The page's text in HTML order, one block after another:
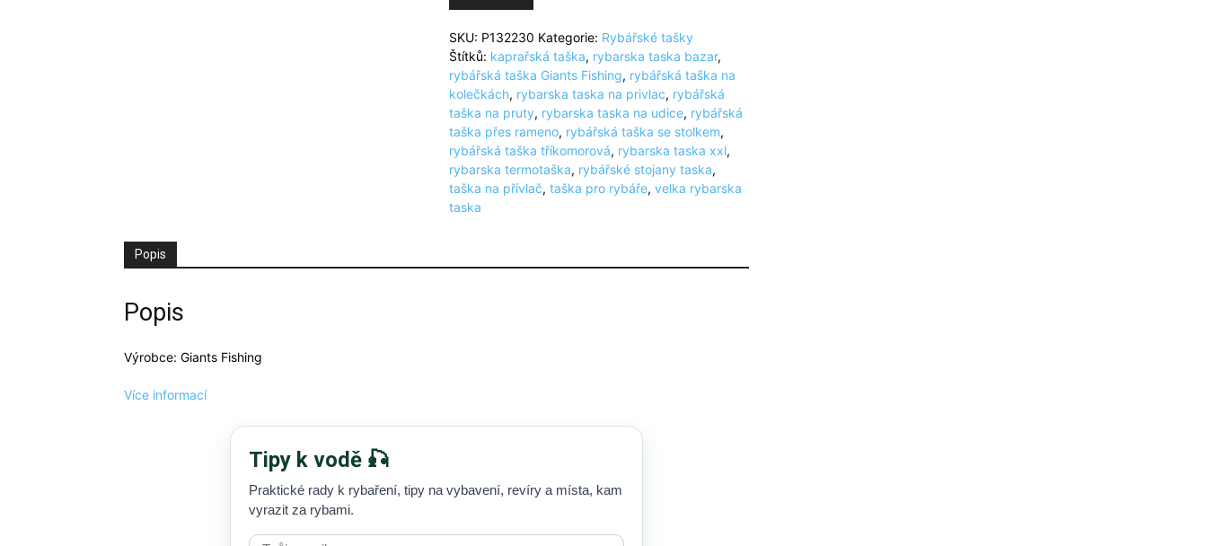
SKU: P132230 Kategorie: Rybářské tašky
Štítků: kaprařská taška, rybarska taska bazar,
rybářská taška Giants Fishing, rybářská taška na
kolečkách, rybarska taska na privlac, rybářská
taška na pruty, rybarska taska na udice, rybářská
taška přes rameno, rybářská taška se stolkem,
rybářská taška tříkomorová, rybarska taska xxl,
rybarska termotaška, rybářské stojany taska,
taška na přívlač, taška pro rybáře, velka rybarska
taska
Popis
Popis
Výrobce: Giants Fishing
Více informací
Tipy k vodě 🎣
Praktické rady k rybaření, tipy na vybavení, revíry a místa, kam
vyrazit za rybami.